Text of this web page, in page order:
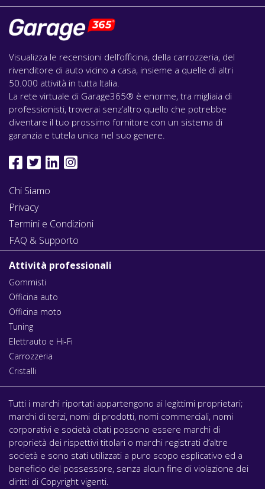
Visualizza le recensioni dell’officina, della carrozzeria, del
rivenditore di auto vicino a casa, insieme a quelle di altri
50.000 attività in tutta Italia.
La rete virtuale di Garage365® è enorme, tra migliaia di
professionisti, troverai senz’altro quello che potrebbe
diventare il tuo prossimo fornitore con un sistema di
garanzia e tutela unica nel suo genere.
Chi Siamo
Privacy
Termini e Condizioni
FAQ & Supporto
Attività professionali
Gommisti
Officina auto
Officina moto
Tuning
Elettrauto e Hi-Fi
Carrozzeria
Cristalli
Tutti i marchi riportati appartengono ai legittimi proprietari;
marchi di terzi, nomi di prodotti, nomi commerciali, nomi
corporativi e società citati possono essere marchi di
proprietà dei rispettivi titolari o marchi registrati d’altre
società e sono stati utilizzati a puro scopo esplicativo ed a
beneficio del possessore, senza alcun fine di violazione dei
diritti di Copyright vigenti.